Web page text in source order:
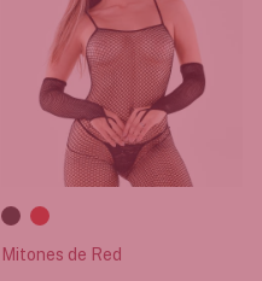
Mitones de Red